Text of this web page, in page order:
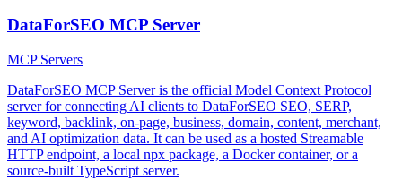
DataForSEO MCP Server
MCP Servers
DataForSEO MCP Server is the official Model Context Protocol
server for connecting AI clients to DataForSEO SEO, SERP,
keyword, backlink, on-page, business, domain, content, merchant,
and AI optimization data. It can be used as a hosted Streamable
HTTP endpoint, a local npx package, a Docker container, or a
source-built TypeScript server.